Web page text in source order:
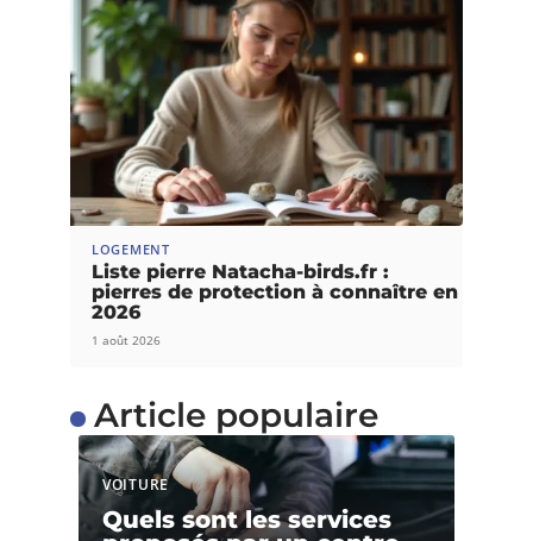
LOGEMENT
Liste pierre Natacha-birds.fr :
pierres de protection à connaître en
2026
1 août 2026
Article populaire
VOITURE
Quels sont les services